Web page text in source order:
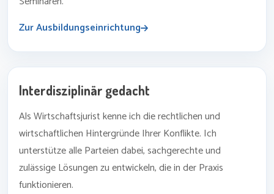
Zur Ausbildungseinrichtung
Interdisziplinär gedacht
Als Wirtschaftsjurist kenne ich die rechtlichen und
wirtschaftlichen Hintergründe Ihrer Konflikte. Ich
unterstütze alle Parteien dabei, sachgerechte und
zulässige Lösungen zu entwickeln, die in der Praxis
funktionieren.